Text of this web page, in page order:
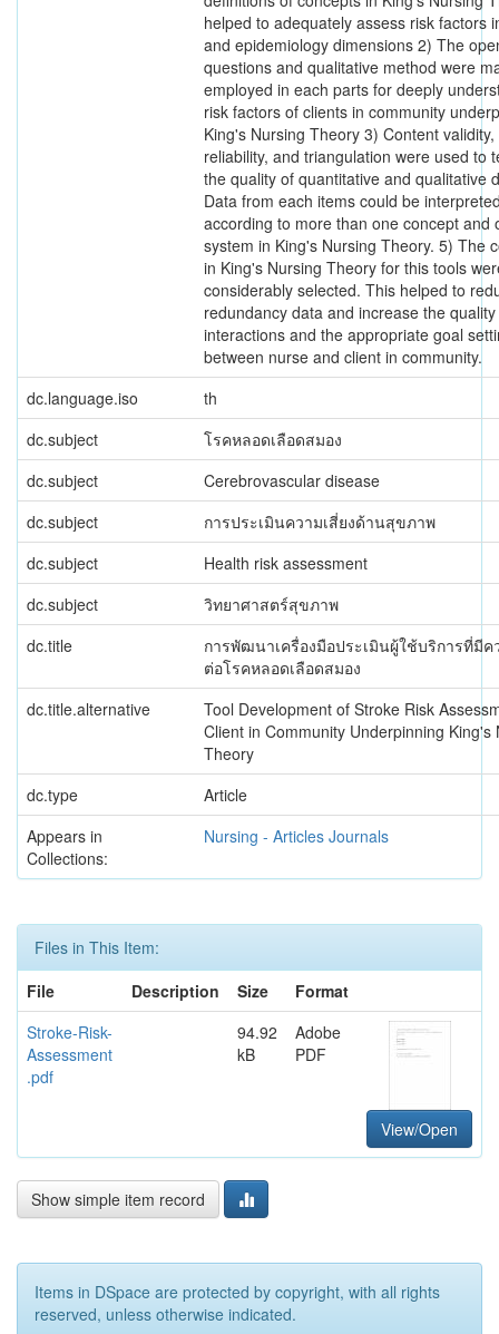
helped to adequately assess risk factors
and epidemiology dimensions 2) The
questions and qualitative method were
employed in each parts for deeply
risk factors of clients in community
King's Nursing Theory 3) Content validity,
reliability, and triangulation were used to
the quality of quantitative and qualitative
Data from each items could be
according to more than one concept and
system in King's Nursing Theory. 5) The
in King's Nursing Theory for this tools
considerably selected. This helped to
redundancy data and increase the
interactions and the appropriate goal
between nurse and client in community.
dc.language.iso
th
dc.subject
โรคหลอดเลือดสมอง
dc.subject
Cerebrovascular disease
dc.subject
การประเมินความเสี่ยงด้านสุขภาพ
dc.subject
Health risk assessment
dc.subject
วิทยาศาสตร์สุขภาพ
dc.title
การพัฒนาเครื่องมือประเมินผู้ใช้บริการที่มีค
ต่อโรคหลอดเลือดสมอง
dc.title.alternative
Tool Development of Stroke Risk
Client in Community Underpinning King's
Theory
dc.type
Article
Appears in
Collections:
Nursing - Articles Journals
Files in This Item:
File
Description Size
Format
Stroke-Risk-
Assessment
.pdf
94.92
kB
Adobe
PDF
View/Open
Show simple item record
Items in DSpace are protected by copyright, with all rights
reserved, unless otherwise indicated.